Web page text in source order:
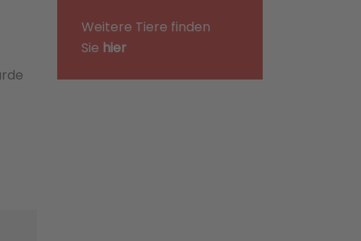
Weitere Tiere finden
Sie hier